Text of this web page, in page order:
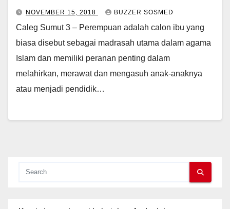
NOVEMBER 15, 2018 BUZZER SOSMED
Caleg Sumut 3 – Perempuan adalah calon ibu yang
biasa disebut sebagai madrasah utama dalam agama
Islam dan memiliki peranan penting dalam
melahirkan, merawat dan mengasuh anak-anaknya
atau menjadi pendidik…